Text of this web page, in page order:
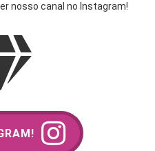
nosso canal no Instagram!